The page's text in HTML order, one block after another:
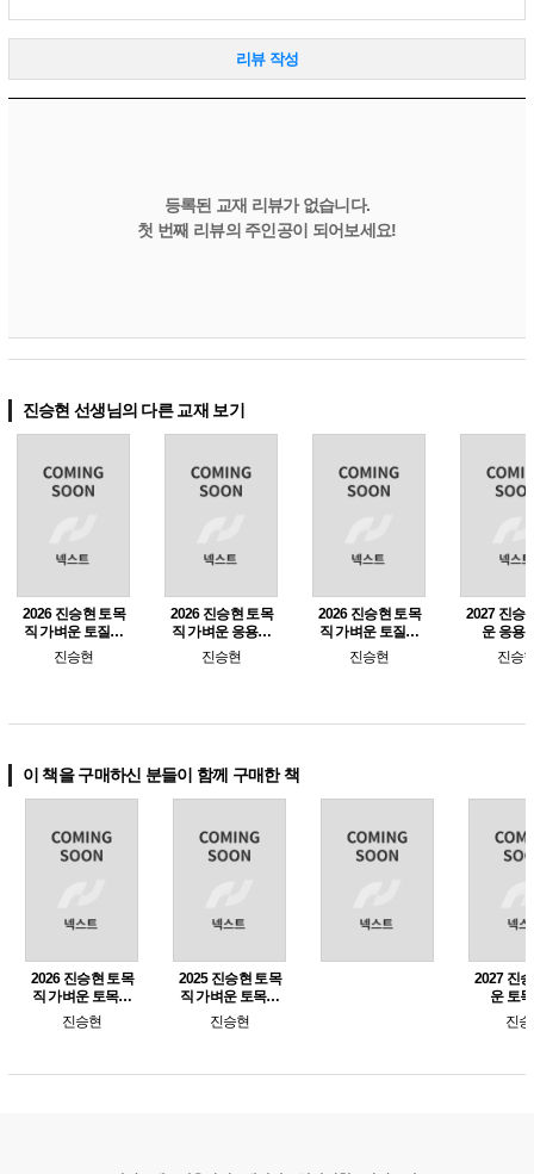
리뷰 작성
등록된 교재 리뷰가 없습니다.
첫 번째 리뷰의 주인공이 되어보세요!
진승현 선생님의 다른 교재 보기
목
역
2027 진승현 가벼
운 응용역학
2027 진승현 가벼
운 토목설계
2026 진승현 토목
직 가벼운 응용역
학 동형모의고사
직
이 책을 구매하신 분들이 함께 구매한 책
2027 진승현 가벼
운 토목설계
2026 진승현 토목
직 가벼운 토목설
계 시행처별 기출
2026 진승현 토목